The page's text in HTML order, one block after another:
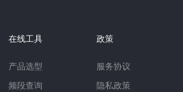
在线工具
产品选型
频段查询
政策
服务协议
隐私政策